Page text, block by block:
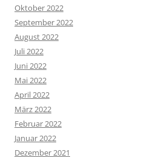
Oktober 2022
September 2022
August 2022
Juli 2022
Juni 2022
Mai 2022
April 2022
März 2022
Februar 2022
Januar 2022
Dezember 2021